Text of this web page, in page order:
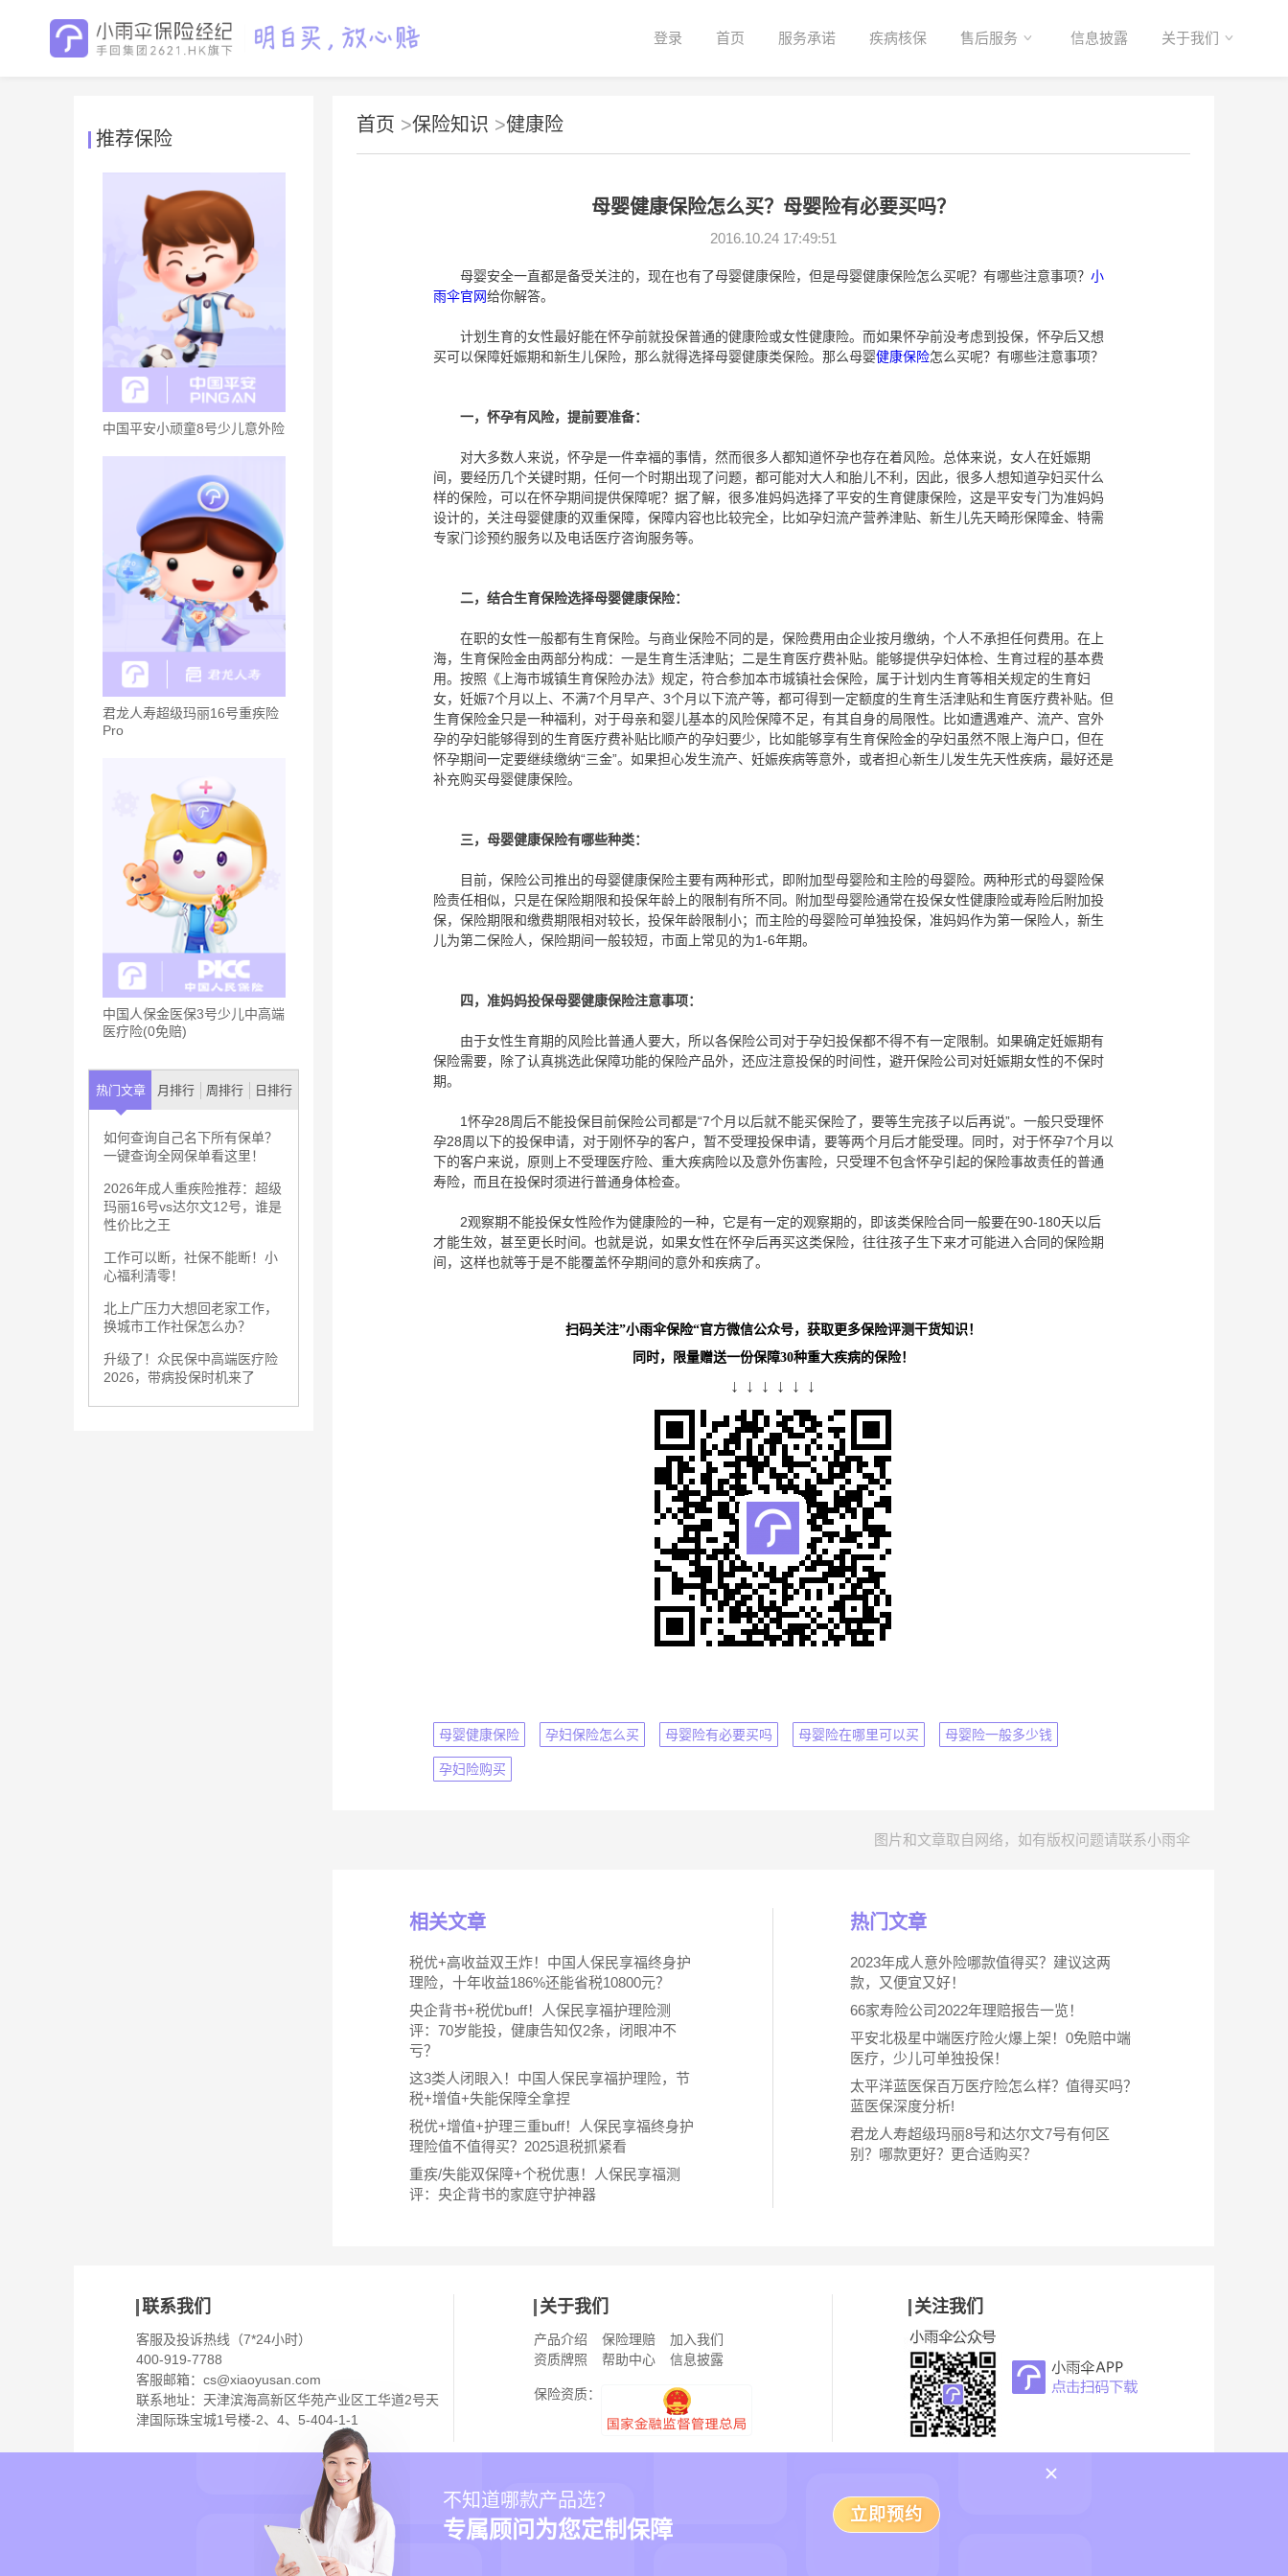
登录 首页 服务承诺 疾病核保 售后服务 信息披露 关于我们
推荐保险
中国平安小顽童8号少儿意外险
君龙人寿超级玛丽16号重疾险
Pro
中国人保金医保3号少儿中高端
医疗险(0免赔)
热门文章 月排行 周排行 日排行
如何查询自己名下所有保单？
一键查询全网保单看这里！
2026年成人重疾险推荐：超级
玛丽16号vs达尔文12号，谁是
性价比之王
工作可以断，社保不能断！小
心福利清零！
北上广压力大想回老家工作，
换城市工作社保怎么办？
升级了！众民保中高端医疗险
2026，带病投保时机来了
首页 >保险知识 >健康险
母婴健康保险怎么买？母婴险有必要买吗？
2016.10.24 17:49:51
母婴安全一直都是备受关注的，现在也有了母婴健康保险，但是母婴健康保险怎么买呢？有哪些注意事项？ 小
雨伞官网给你解答。
计划生育的女性最好能在怀孕前就投保普通的健康险或女性健康险。而如果怀孕前没考虑到投保，怀孕后又想
买可以保障妊娠期和新生儿保险，那么就得选择母婴健康类保险。那么母婴健康保险怎么买呢？有哪些注意事项？
一，怀孕有风险，提前要准备：
对大多数人来说，怀孕是一件幸福的事情，然而很多人都知道怀孕也存在着风险。总体来说，女人在妊娠期
间，要经历几个关键时期，任何一个时期出现了问题，都可能对大人和胎儿不利，因此，很多人想知道孕妇买什么
样的保险，可以在怀孕期间提供保障呢？据了解，很多准妈妈选择了平安的生育健康保险，这是平安专门为准妈妈
设计的，关注母婴健康的双重保障，保障内容也比较完全，比如孕妇流产营养津贴、新生儿先天畸形保障金、特需
专家门诊预约服务以及电话医疗咨询服务等。
二，结合生育保险选择母婴健康保险：
在职的女性一般都有生育保险。与商业保险不同的是，保险费用由企业按月缴纳，个人不承担任何费用。在上
海，生育保险金由两部分构成：一是生育生活津贴；二是生育医疗费补贴。能够提供孕妇体检、生育过程的基本费
用。按照《上海市城镇生育保险办法》规定，符合参加本市城镇社会保险，属于计划内生育等相关规定的生育妇
女，妊娠7个月以上、不满7个月早产、3个月以下流产等，都可得到一定额度的生育生活津贴和生育医疗费补贴。但
生育保险金只是一种福利，对于母亲和婴儿基本的风险保障不足，有其自身的局限性。比如遭遇难产、流产、宫外
孕的孕妇能够得到的生育医疗费补贴比顺产的孕妇要少，比如能够享有生育保险金的孕妇虽然不限上海户口，但在
怀孕期间一定要继续缴纳“三金”。如果担心发生流产、妊娠疾病等意外，或者担心新生儿发生先天性疾病，最好还是
补充购买母婴健康保险。
三，母婴健康保险有哪些种类：
目前，保险公司推出的母婴健康保险主要有两种形式，即附加型母婴险和主险的母婴险。两种形式的母婴险保
险责任相似，只是在保险期限和投保年龄上的限制有所不同。附加型母婴险通常在投保女性健康险或寿险后附加投
保，保险期限和缴费期限相对较长，投保年龄限制小；而主险的母婴险可单独投保，准妈妈作为第一保险人，新生
儿为第二保险人，保险期间一般较短，市面上常见的为1-6年期。
四，准妈妈投保母婴健康保险注意事项：
由于女性生育期的风险比普通人要大，所以各保险公司对于孕妇投保都不得不有一定限制。如果确定妊娠期有
保险需要，除了认真挑选此保障功能的保险产品外，还应注意投保的时间性，避开保险公司对妊娠期女性的不保时
期。
1怀孕28周后不能投保目前保险公司都是“7个月以后就不能买保险了，要等生完孩子以后再说”。一般只受理怀
孕28周以下的投保申请，对于刚怀孕的客户，暂不受理投保申请，要等两个月后才能受理。同时，对于怀孕7个月以
下的客户来说，原则上不受理医疗险、重大疾病险以及意外伤害险，只受理不包含怀孕引起的保险事故责任的普通
寿险，而且在投保时须进行普通身体检查。
2观察期不能投保女性险作为健康险的一种，它是有一定的观察期的，即该类保险合同一般要在90-180天以后
才能生效，甚至更长时间。也就是说，如果女性在怀孕后再买这类保险，往往孩子生下来才可能进入合同的保险期
间，这样也就等于是不能覆盖怀孕期间的意外和疾病了。
扫码关注”小雨伞保险“官方微信公众号，获取更多保险评测干货知识！
同时，限量赠送一份保障30种重大疾病的保险！
↓ ↓ ↓ ↓ ↓ ↓
母婴健康保险 孕妇保险怎么买 母婴险有必要买吗 母婴险在哪里可以买 母婴险一般多少钱
孕妇险购买
图片和文章取自网络，如有版权问题请联系小雨伞
相关文章
税优+高收益双王炸！中国人保民享福终身护
理险，十年收益186%还能省税10800元？
央企背书+税优buff！人保民享福护理险测
评：70岁能投，健康告知仅2条，闭眼冲不
亏？
这3类人闭眼入！中国人保民享福护理险，节
税+增值+失能保障全拿捏
税优+增值+护理三重buff！人保民享福终身护
理险值不值得买？2025退税抓紧看
重疾/失能双保障+个税优惠！人保民享福测
评：央企背书的家庭守护神器
热门文章
2023年成人意外险哪款值得买？建议这两
款，又便宜又好！
66家寿险公司2022年理赔报告一览！
平安北极星中端医疗险火爆上架！0免赔中端
医疗，少儿可单独投保！
太平洋蓝医保百万医疗险怎么样？值得买吗？
蓝医保深度分析!
君龙人寿超级玛丽8号和达尔文7号有何区
别？哪款更好？更合适购买？
不知道哪款产品选？
专属顾问为您定制保障
立即预约
联系我们
客服及投诉热线（7*24小时）
400-919-7788
客服邮箱： cs@xiaoyusan.com
联系地址：天津滨海高新区华苑产业区工华道2号天
津国际珠宝城1号楼-2、4、5-404-1-1
关于我们
产品介绍 保险理赔
加入我们
资质牌照
帮助中心 信息披露
保险资质：
关注我们
保险业务经营许可证：269633000000800
版权所有 ©
小雨伞保险经纪津ICP备17005385号-3 增值电信业务经营许可证：合字B2-20230467
12318全国文化市场举报
网上有害信息举报专区
违法和不良信息举报中心
津公网安备 12019202000239号